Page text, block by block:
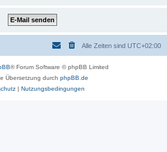
Alle Zeiten sind UTC+02:00
® Forum Software © phpBB Limited
Übersetzung durch phpBB.de
| Nutzungsbedingungen